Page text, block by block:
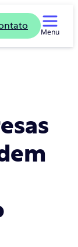
Menu